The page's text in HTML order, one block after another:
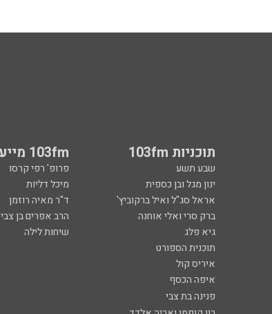
תוכניות 103fm 103fm מייעצים
שבע תשע פרופ' רפי קרסו
ינון מגל ובן כספית
מיכל דליות
אראל סג"ל ואיל ברקוביץ'
ד"ר מאיה רוזמן
ברק סרי ואלי אוחנה
הרב אפרים בן צבי
גיא פלג
שיחות לילה
תוכנית הספורט
איריס קול
איפה הכסף
פנינה בת צבי